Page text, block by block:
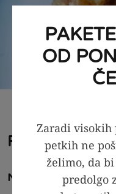
Postopek
Najprej:
OD
Zaradi visokih
petkih ne
želimo, da
predolgo